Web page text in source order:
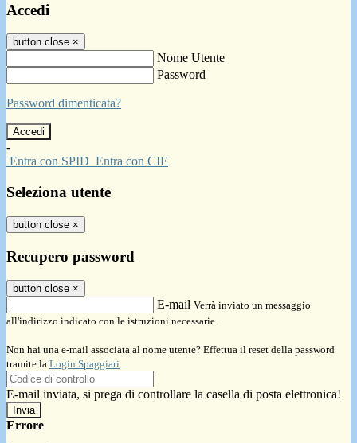
Accedi
button close ×
Nome Utente
Password
Password dimenticata?
-
Entra con SPID Entra con CIE
Seleziona utente
button close ×
Recupero password
button close ×
E-mail Verrà inviato un messaggio
all'indirizzo indicato con le istruzioni necessarie.
Non hai una e-mail associata al nome utente? Effettua il reset della password
tramite la Login Spaggiari
E-mail inviata, si prega di controllare la casella di posta elettronica!
Errore